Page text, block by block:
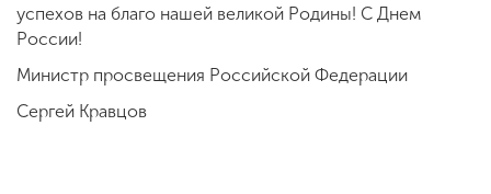
успехов на благо нашей великой Родины! С Днем
России!
Министр просвещения Российской Федерации
Сергей Кравцов